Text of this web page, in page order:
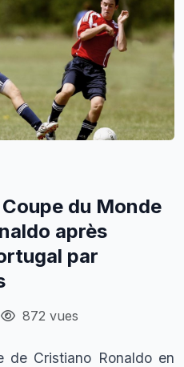
du Monde
après
par
872 vues
de Cristiano Ronaldo en